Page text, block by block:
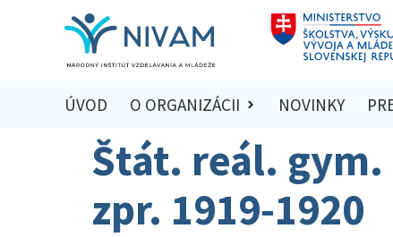
ÚVOD O ORGANIZÁCII NOVINKY
Štát. reál.
zpr. 1919-1920